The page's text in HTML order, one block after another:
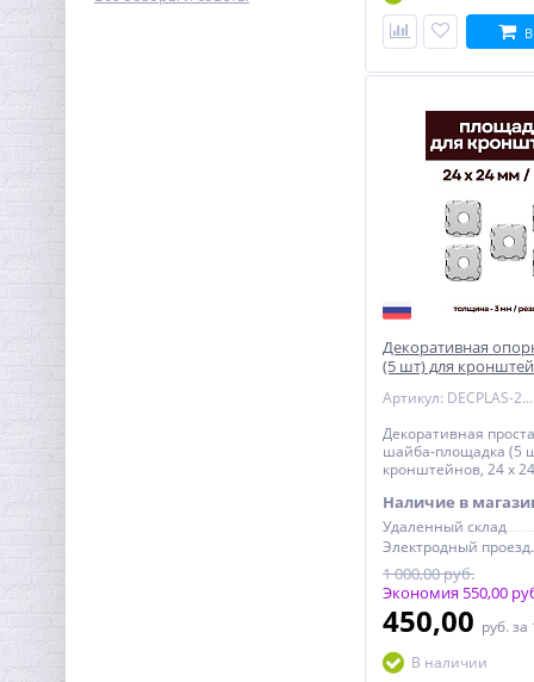
Декоративная
(5 шт) для
Артикул: DECPLAS-24-5
Декоративная
шайба-площадка (5
кронштейнов, 24 х
Наличие в
Удаленный склад
1 000,00 руб.
Экономия 550,00
450,00 руб. за
В наличии